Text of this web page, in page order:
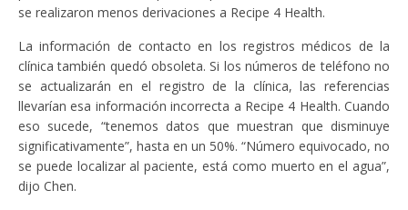
se realizaron menos derivaciones a Recipe 4 Health.
La información de contacto en los registros médicos de la
clínica también quedó obsoleta. Si los números de teléfono no
se actualizarán en el registro de la clínica, las referencias
llevarían esa información incorrecta a Recipe 4 Health. Cuando
eso sucede, “tenemos datos que muestran que disminuye
significativamente”, hasta en un 50%. “Número equivocado, no
se puede localizar al paciente, está como muerto en el agua”,
dijo Chen.